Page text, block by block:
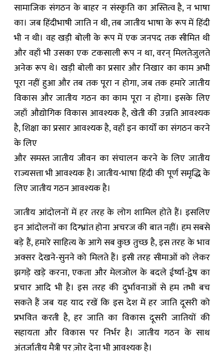
सामाजिक संगठन के बाहर न संस्कृति का अस्तित्व है, न भाषा
का। जब हिंदीभाषी जाति न थी, तब जातीय भाषा के रूप में हिंदी
भी न थी। वह खड़ी बोली के रूप में एक जनपद तक सीमित थी
और वहाँ भी उसका एक टकसाली रूप न था, वरन् मिलतेजुलते
अनेक रूप थे। खड़ी बोली का प्रसार और निखार का काम अभी
पूरा नहीं हुआ और तब तक पूरा न होगा, जब तक हमारे जातीय
विकास और जातीय गठन का काम पूरा न होगा। इसके लिए
जहाँ औद्योगिक विकास आवश्यक है, खेती की उन्नति आवश्यक
है, शिक्षा का प्रसार आवश्यक है, वहाँ इन कार्यों का संगठन करने
के लिए
और समस्त जातीय जीवन का संचालन करने के लिए जातीय
राज्यसत्ता भी आवश्यक है। जातीय-भाषा हिंदी की पूर्ण समृद्धि के
लिए जातीय गठन आवश्यक है।
जातीय आंदोलनों में हर तरह के लोग शामिल होते हैं। इसलिए
इन आंदोलनों का दिग्भ्रांत होना अचरज की बात नहीं। हम सबसे
बड़े हैं, हमारे साहित्य के आगे सब कुछ तुच्छ है, इस तरह के भाव
अक्सर देखने-सुनने को मिलते हैं। इसी तरह सीमाओं को लेकर
झगड़े खड़े करना, एकता और मेलजोल के बदले ईर्ष्या-द्वेष का
प्रचार आदि भी है। इस तरह की दुर्भावनाओं से हम तभी बच
सकते हैं जब यह याद रखें कि इस देश में हर जाति दूसरी को
प्रभवित करती है, हर जाति का विकास दूसरी जातियों की
सहायता और विकास पर निर्भर है। जातीय गठन के साथ
अंतर्जातीय मैत्री पर ज़ोर देना भी आवश्यक है।